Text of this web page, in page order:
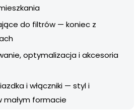
do filtrów — koniec z
optymalizacja i akcesoria
i włączniki — styl i
małym formacie